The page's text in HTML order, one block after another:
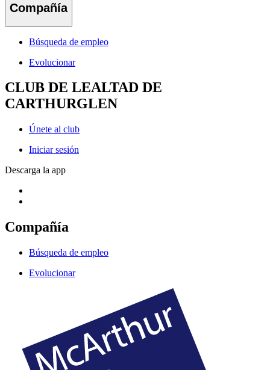
Compañía
Búsqueda de empleo
Evolucionar
CLUB DE LEALTAD DE
CARTHURGLEN
Únete al club
Iniciar sesión
Descarga la app
Compañía
Búsqueda de empleo
Evolucionar